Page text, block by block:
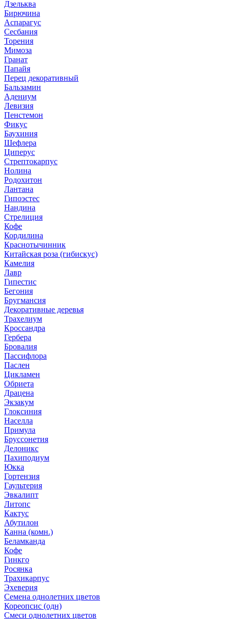
Дзельква
Бирючина
Аспарагус
Сесбания
Торения
Мимоза
Гранат
Папайя
Перец декоративный
Бальзамин
Адениум
Левизия
Пенстемон
Фикус
Баухиния
Шефлера
Циперус
Стрептокарпус
Нолина
Родохитон
Лантана
Гипоэстес
Нандина
Стрелиция
Кофе
Кордилина
Краснотычинник
Китайская роза (гибискус)
Камелия
Лавр
Гипестис
Бегония
Бругмансия
Декоративные деревья
Трахелиум
Кроссандра
Гербера
Бровалия
Пассифлора
Паслен
Цикламен
Обриета
Драцена
Экзакум
Глоксиния
Населла
Примула
Бруссонетия
Делоникс
Пахиподиум
Юкка
Гортензия
Гаультерия
Эвкалипт
Литопс
Кактус
Абутилон
Канна (комн.)
Беламканда
Кофе
Гинкго
Росянка
Трахикарпус
Эхеверия
Семена однолетних цветов
Кореопсис (одн)
Смеси однолетних цветов